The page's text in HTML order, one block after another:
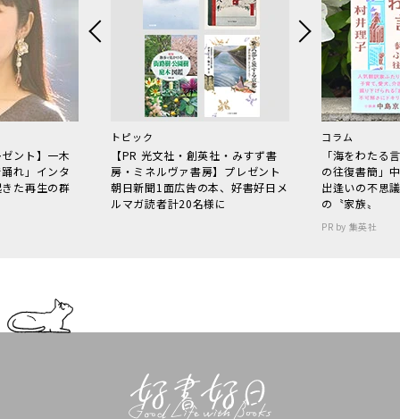
ント】一木
れ」インタ
た再生の群
トピック
【PR 光文社・創英社・みすず書
房・ミネルヴァ書房】プレゼント
朝日新聞1面広告の本、好書好日メ
ルマガ読者計20名様に
コラム
「海をわた
の往復書簡」
出逢いの不思
の〝家族〟
PR by 集英社